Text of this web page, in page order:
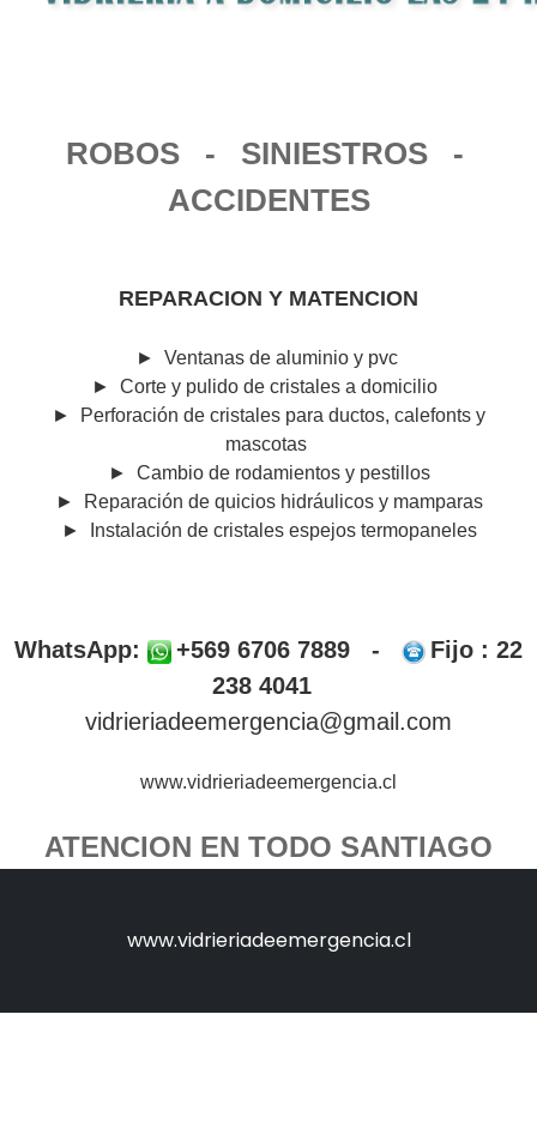
ROBOS - SINIESTROS -
ACCIDENTES
REPARACION Y MATENCION
► Ventanas de aluminio y pvc
► Corte y pulido de cristales a domicilio
►
Perforación de cristales para ductos, calefonts y
mascotas
► Cambio de rodamientos y pestillos
►
Reparación de quicios hidráulicos y mamparas
►
Instalación de cristales espejos termopaneles
WhatsApp: +569 6706 7889 -
Fijo : 22
238 4041
vidrieriadeemergencia@gmail.com
www.vidrieriadeemergencia.cl
ATENCION EN TODO SANTIAGO
www.vidrieriadeemergencia.cl